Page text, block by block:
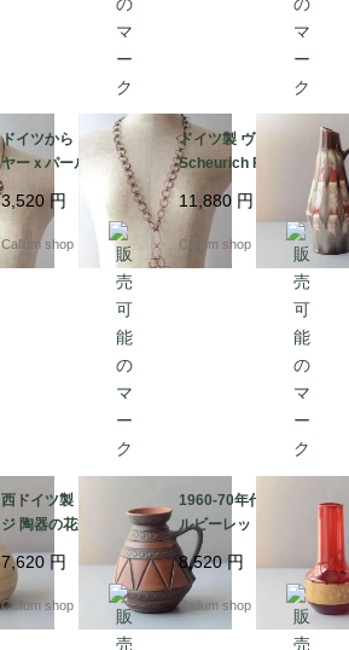
ドイツから コパーワイ
ヤーｘパールビーズの
ペンダント 銅線 コスチ
ュームジュエリー アク
セサリー アンティーク
_260727 ia0041
3,520 円
Callum shop
ドイツ製 ヴィンテージ
Scheurich Fat Lava Va
se 花瓶 花器 ファット
ラバー ミッドセンチュ
リー期 フラワーベース
アンティーク_ig4991
11,880 円
Callum shop
西ドイツ製 ヴィンテー
ジ 陶器の花瓶 Art pott
ery 花器 一輪挿し ミッ
ドセンチュリー期 フラ
ワーベース_ig4989
7,620 円
Callum shop
1960-70年代 チェコ製
ルビーレッドの花瓶 ボ
ヘミアガラス Jan Gabr
he 花器 グラス フラワ
ーベース ヴィンテージ
_ig4988
8,520円
Callum shop